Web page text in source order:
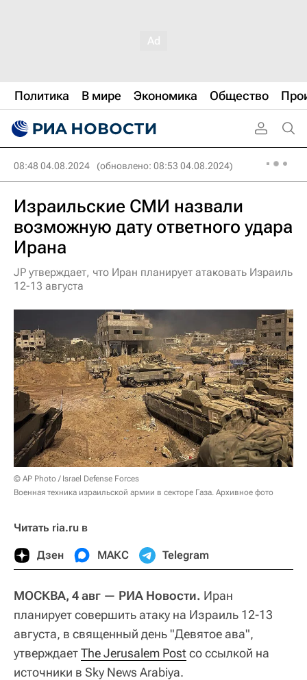
Политика В мире Экономика Общество
08:48 04.08.2024 (обновлено: 08:53 04.08.2024)
Израильские СМИ назвали
возможную дату ответного удара
Ирана
JP утверждает, что Иран планирует атаковать Израиль
12-13 августа
© AP Photo / Israel Defense Forces
Военная техника израильской армии в секторе Газа. Архивное фото
Читать ria.ru в
Дзен МАКС Telegram
МОСКВА, 4 авг — РИА Новости. Иран
планирует совершить атаку на Израиль 12-13
августа, в священный день "Девятое ава",
утверждаетThe Jerusalem Postсо ссылкой на
источники в Sky News Arabiya.